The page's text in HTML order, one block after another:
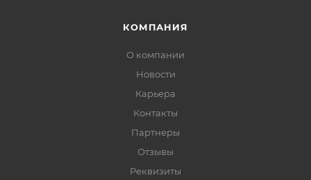
КОМПАНИЯ
О компании
Новости
Карьера
Контакты
Партнеры
Отзывы
Реквизиты